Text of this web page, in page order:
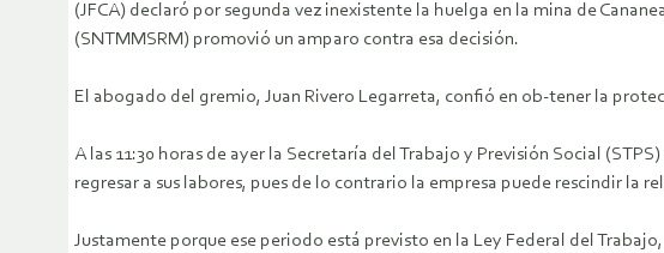
(JFCA) declaró por segunda vez inexistente la huelga en la mina de
(SNTMMSRM) promovió un amparo contra esa decisión.
El abogado del gremio, Juan Rivero Legarreta, confió en ob-tener la
A las 11:30 horas de ayer la Secretaría del Trabajo y Previsión Social
regresar a sus labores, pues de lo contrario la empresa puede rescindir la
Justamente porque ese periodo está previsto en la Ley Federal del